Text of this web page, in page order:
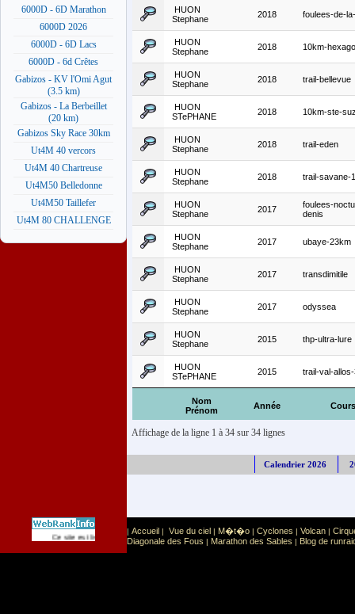
6000D - 6D Marathon
6000D 2026
6000D - 6D Lacs
6000D - 6d Crêtes
Gabizos - KV l'Omi Agut
(3.5 km)
Gabizos - La Berbeillet
(20 km)
Gabizos Sky Race 30km
Ut4M 40 vercors
Ut4M 40 Chartreuse
Ut4M50 Belledonne
Ut4M50 Taillefer
Ut4M 80 CHALLENGE
Nom
Prénom
Année
HUON
Stephane
2018 foulees-de-
HUON
Stephane
2018 10km-
HUON
Stephane
2018 trail-bellevue
HUON
STePHANE
2018 10km-ste-
HUON
Stephane
2018 trail-eden
HUON
Stephane
2018 trail-savane-
HUON
Stephane
2017
foulees-
denis
HUON
Stephane
2017 ubaye-23km
HUON
Stephane
2017 transdimitile
HUON
Stephane
2017 odyssea
HUON
Stephane
2015 thp-ultra-lure
HUON
STePHANE
2015 trail-val-
Affichage de la ligne 1 à 34 sur 34 lignes
Calendrier 2026
Ce site est list� dans la cat�gorie Sport: Sports extr�mes
| Accueil | Vue du ciel | M�t�o | Cyclones | Volcan |
Diagonale des Fous | Marathon des Sables | Blog de